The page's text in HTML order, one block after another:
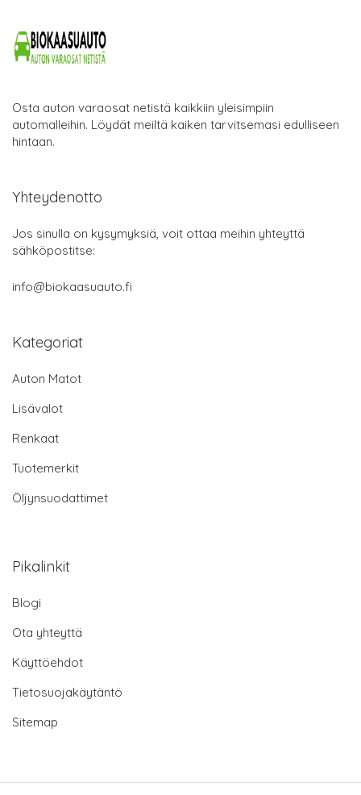
Osta auton varaosat netistä kaikkiin yleisimpiin
automalleihin. Löydät meiltä kaiken tarvitsemasi edulliseen
hintaan.
Yhteydenotto
Jos sinulla on kysymyksiä, voit ottaa meihin yhteyttä
sähköpostitse:
info@biokaasuauto.fi
Kategoriat
Auton Matot
Lisävalot
Renkaat
Tuotemerkit
Öljynsuodattimet
Pikalinkit
Blogi
Ota yhteyttä
Käyttöehdot
Tietosuojakäytäntö
Sitemap